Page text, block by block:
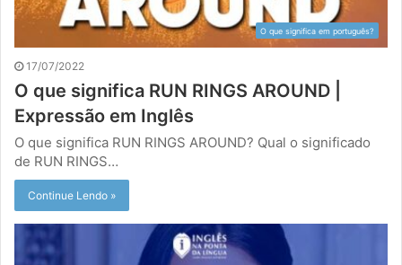
O que significa em português?
17/07/2022
O que significa RUN RINGS AROUND |
Expressão em Inglês
O que significa RUN RINGS AROUND? Qual o significado
de RUN RINGS…
Continue Lendo »